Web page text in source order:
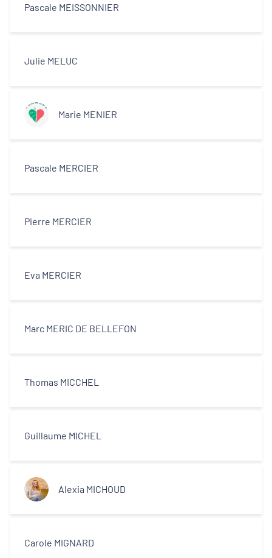
Pascale MEISSONNIER
Julie MELUC
Marie MENIER
Pascale MERCIER
Pierre MERCIER
Eva MERCIER
Marc MERIC DE BELLEFON
Thomas MICCHEL
Guillaume MICHEL
Alexia MICHOUD
Carole MIGNARD